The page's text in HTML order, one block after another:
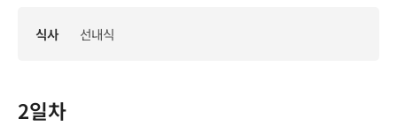
식사 선내식
2일차